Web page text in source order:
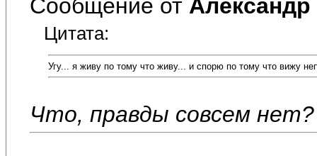
Сообщение от
Цитата:
Угу... я живу по тому что живу... и спорю по тому что вижу
Что, правды совсем